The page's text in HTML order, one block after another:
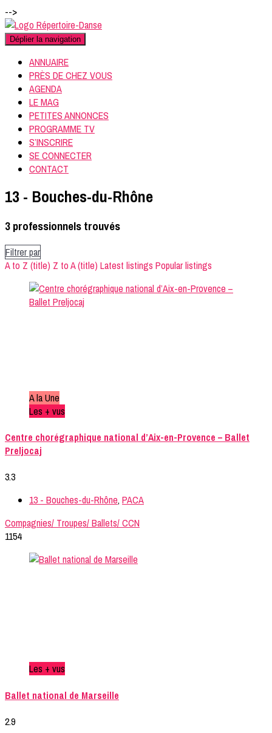
-->
Déplier la navigation
ANNUAIRE
PRÈS DE CHEZ VOUS
AGENDA
LE MAG
PETITES ANNONCES
PROGRAMME TV
S’INSCRIRE
SE CONNECTER
CONTACT
13 - Bouches-du-Rhône
3 professionnels trouvés
Filtrer par
A to Z (title) Z to A (title) Latest listings Popular listings
A la Une
Les + vus
Centre chorégraphique national d’Aix-en-Provence – Ballet
Preljocaj
3.3
13 - Bouches-du-Rhône, PACA
Compagnies/ Troupes/ Ballets/ CCN
1154
Les + vus
Ballet national de Marseille
2.9